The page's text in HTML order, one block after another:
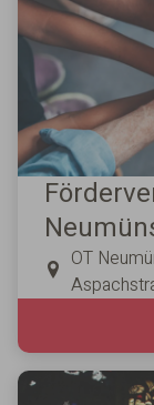
OT